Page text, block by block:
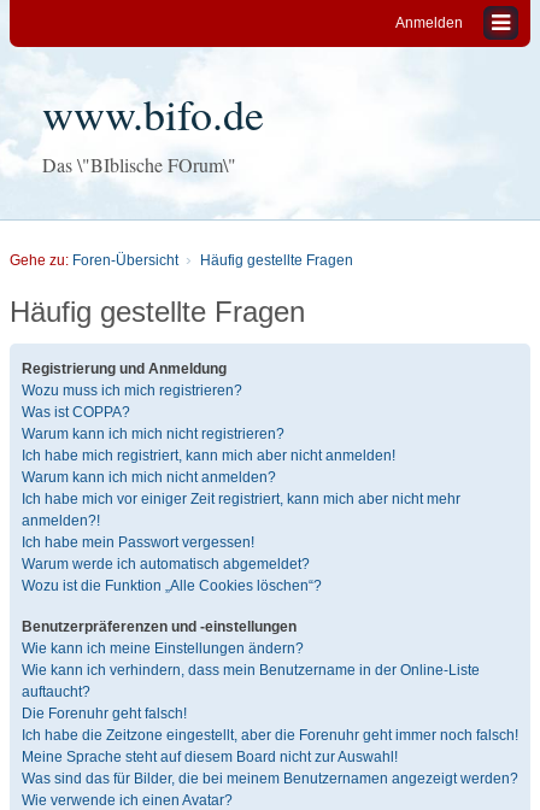
Anmelden
www.bifo.de
Das \"BIblische FOrum\"
Gehe zu: Foren-Übersicht Häufig gestellte Fragen
Häufig gestellte Fragen
Registrierung und Anmeldung
Wozu muss ich mich registrieren?
Was ist COPPA?
Warum kann ich mich nicht registrieren?
Ich habe mich registriert, kann mich aber nicht anmelden!
Warum kann ich mich nicht anmelden?
Ich habe mich vor einiger Zeit registriert, kann mich aber nicht mehr
anmelden?!
Ich habe mein Passwort vergessen!
Warum werde ich automatisch abgemeldet?
Wozu ist die Funktion „Alle Cookies löschen“?
Benutzerpräferenzen und -einstellungen
Wie kann ich meine Einstellungen ändern?
Wie kann ich verhindern, dass mein Benutzername in der Online-Liste
auftaucht?
Die Forenuhr geht falsch!
Ich habe die Zeitzone eingestellt, aber die Forenuhr geht immer noch falsch!
Meine Sprache steht auf diesem Board nicht zur Auswahl!
Was sind das für Bilder, die bei meinem Benutzernamen angezeigt werden?
Wie verwende ich einen Avatar?